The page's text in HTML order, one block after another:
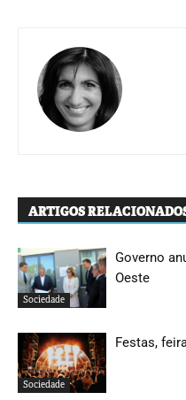
ARTIGOS
Sociedade
Governo
Oeste
Sociedade
Festas,